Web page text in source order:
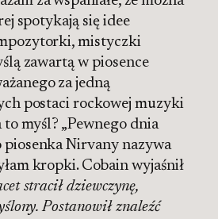
spotykają się idee
mistyczki
zawartą w piosence
za jedną
postaci rockowej muzyki
myśl? „Pewnego dnia
piosenka Nirvany nazywa
kropki. Cobain wyjaśnił
stracił dziewczynę,
Postanowił znaleźć